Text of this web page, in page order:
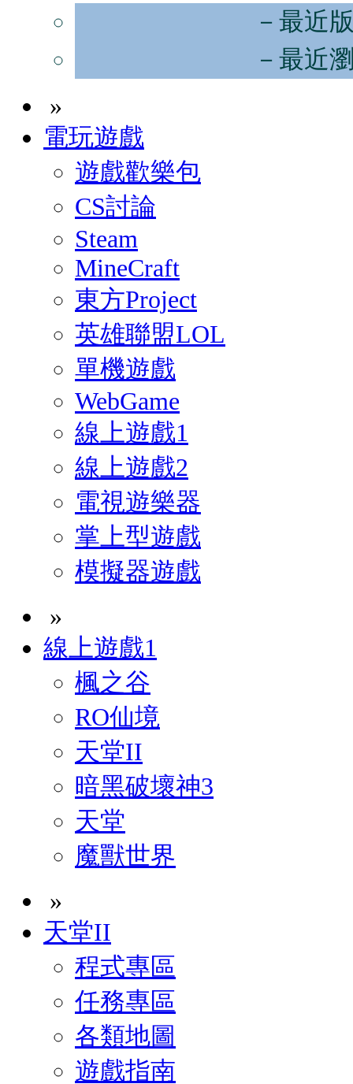
－最近
－最近
»
電玩遊戲
遊戲歡樂包
CS討論
Steam
MineCraft
東方Project
英雄聯盟LOL
單機遊戲
WebGame
線上遊戲1
線上遊戲2
電視遊樂器
掌上型遊戲
模擬器遊戲
»
線上遊戲1
楓之谷
RO仙境
天堂II
暗黑破壞神3
天堂
魔獸世界
»
天堂II
程式專區
任務專區
各類地圖
遊戲指南